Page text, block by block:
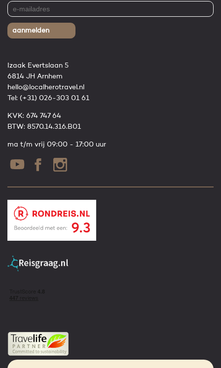
aanmelden
Izaak Evertslaan 5
6814 JH Arnhem
hello@localherotravel.nl
Tel: (+31) 026-303 01 61
KVK: 674 747 64
BTW: 8570.14.316.B01
ma t/m vrij 09:00 - 17:00 uur